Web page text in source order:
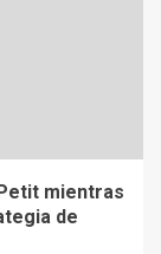
mientras
de